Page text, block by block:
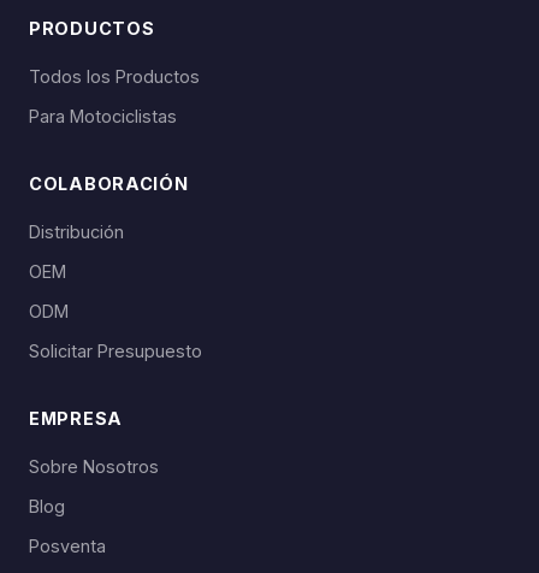
PRODUCTOS
Todos los Productos
Para Motociclistas
COLABORACIÓN
Distribución
OEM
ODM
Solicitar Presupuesto
EMPRESA
Sobre Nosotros
Blog
Posventa